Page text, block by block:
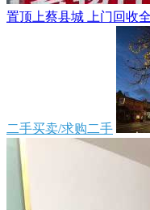
置顶 上蔡县城 上门回收
二手买卖/求购二手